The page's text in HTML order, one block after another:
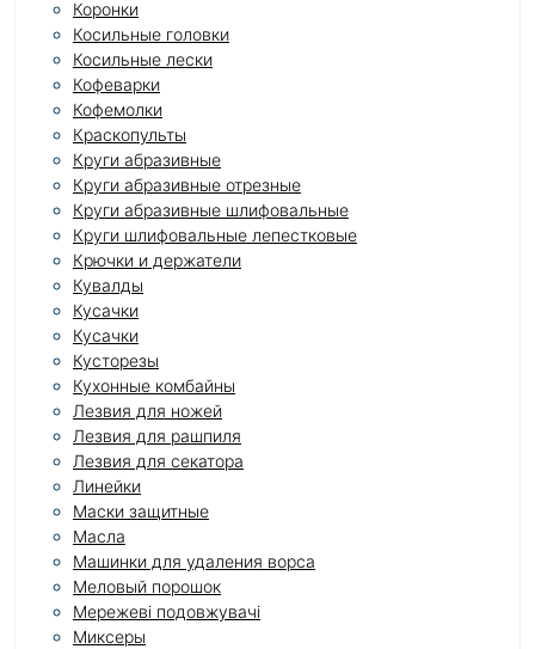
Коронки
Косильные головки
Косильные лески
Кофеварки
Кофемолки
Краскопульты
Круги абразивные
Круги абразивные отрезные
Круги абразивные шлифовальные
Круги шлифовальные лепестковые
Крючки и держатели
Кувалды
Кусачки
Кусачки
Кусторезы
Кухонные комбайны
Лезвия для ножей
Лезвия для рашпиля
Лезвия для секатора
Линейки
Маски защитные
Масла
Машинки для удаления ворса
Меловый порошок
Мережеві подовжувачі
Миксеры